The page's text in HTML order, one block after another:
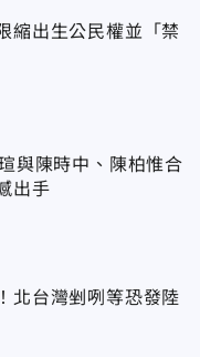
縮出生公民權並「禁
與陳時中、陳柏惟合
出手
北台灣剉咧等恐發陸